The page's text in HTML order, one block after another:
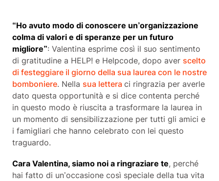
“Ho avuto modo di conoscere un’organizzazione
colma di valori e di speranze per un futuro
migliore”: Valentina esprime così il suo sentimento
di gratitudine a HELP! e Helpcode, dopo aver scelto
di festeggiare il giorno della sua laurea con le nostre
bomboniere. Nella sua lettera ci ringrazia per averle
dato questa opportunità e si dice contenta perché
in questo modo è riuscita a trasformare la laurea in
un momento di sensibilizzazione per tutti gli amici e
i famigliari che hanno celebrato con lei questo
traguardo.
Cara Valentina, siamo noi a ringraziare te, perché
hai fatto di un’occasione così speciale della tua vita